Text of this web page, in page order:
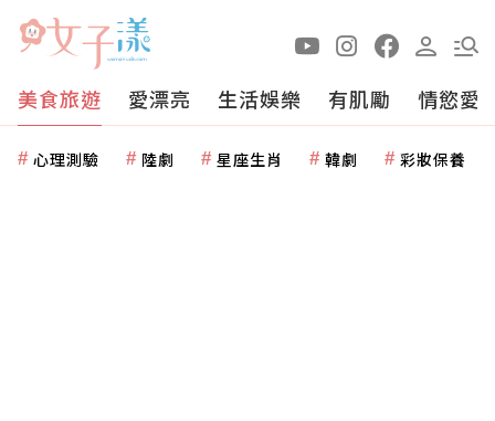
美食旅遊 愛漂亮 生活娛樂 有肌勵 情慾愛
心理測驗 陸劇 星座生肖 韓劇 彩妝保養